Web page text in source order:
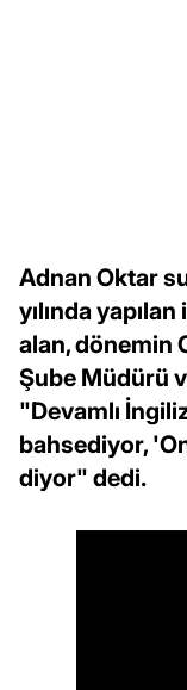
Adnan Oktar
yılında
alan, dönemin
Şube Müdürü
"Devamlı
bahsediyor,
diyor" dedi.